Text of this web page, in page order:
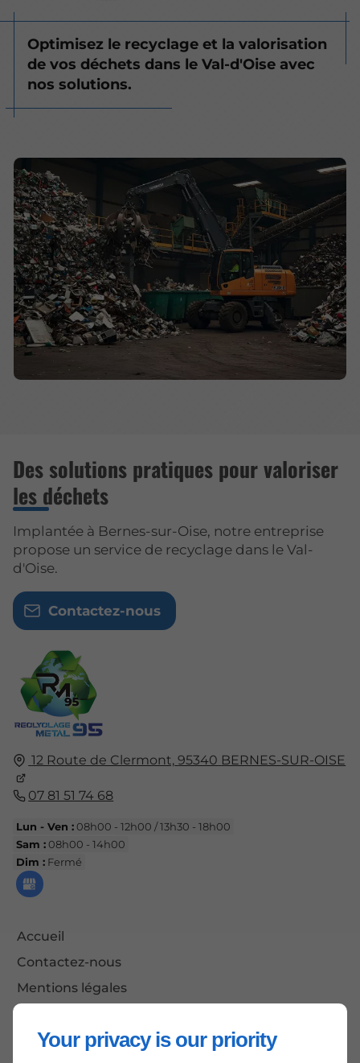
Your privacy is our priority
Optimisez le recyclage et la valorisation
de vos déchets dans le Val-d'Oise avec
nos solutions.
12 Route de Clermont, 95340 BERNES-SUR-OISE
07 81 51 74 68
Lun - Ven :08h00 - 12h00 / 13h30 - 18h00
Sam :08h00 - 14h00
Dim : Fermé
Accueil
Contactez-nous
Mentions légales
Des solutions pratiques pour valoriser
les déchets
Implantée à Bernes-sur-Oise, notre entreprise
propose un service de recyclage dans le Val-
d'Oise.
Contactez-nous